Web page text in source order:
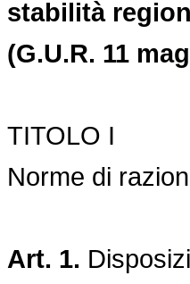
stabilità
(G.U.R. 11
TITOLO I
Norme di
Art. 1.